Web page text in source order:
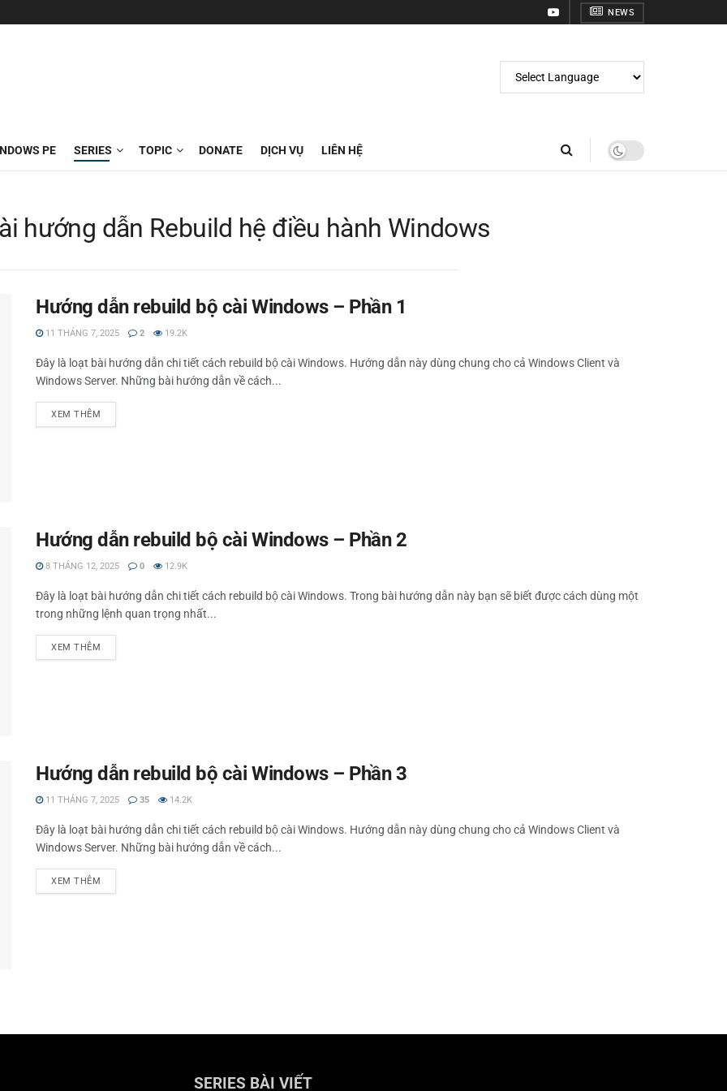
NEWS
PE SERIES TOPIC DONATE DỊCH VỤ LIÊN HỆ
hướng dẫn Rebuild hệ điều hành Windows
Hướng dẫn rebuild bộ cài Windows – Phần 1
11 THÁNG 7, 2025 2 19.2K
Đây là loạt bài hướng dẫn chi tiết cách rebuild bộ cài Windows. Hướng dẫn này dùng chung cho cả Windows Client và
Windows Server. Những bài hướng dẫn về cách...
XEM THÊM
Hướng dẫn rebuild bộ cài Windows – Phần 2
8 THÁNG 12, 2025 0 12.9K
Đây là loạt bài hướng dẫn chi tiết cách rebuild bộ cài Windows. Trong bài hướng dẫn này bạn sẽ biết được cách dùng một
trong những lệnh quan trọng nhất...
XEM THÊM
Hướng dẫn rebuild bộ cài Windows – Phần 3
11 THÁNG 7, 2025 35 14.2K
Đây là loạt bài hướng dẫn chi tiết cách rebuild bộ cài Windows. Hướng dẫn này dùng chung cho cả Windows Client và
Windows Server. Những bài hướng dẫn về cách...
XEM THÊM
SERIES BÀI VIẾT